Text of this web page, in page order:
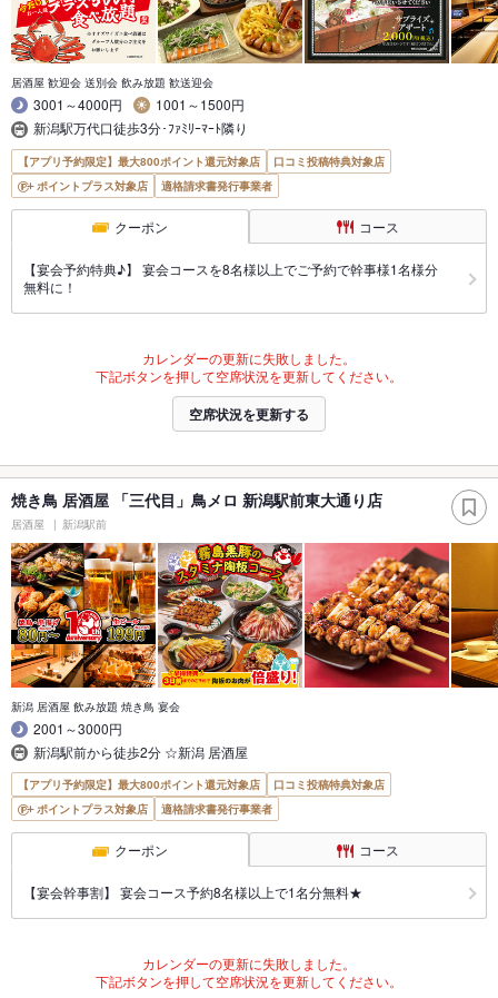
居酒屋 歓迎会 送別会 飲み放題 歓送迎会
3001～4000円
1001～1500円
新潟駅万代口徒歩3分･ﾌｧﾐﾘｰﾏｰﾄ隣り
【アプリ予約限定】最大800ポイント還元対象店
口コミ投稿特典対象店
ポイントプラス対象店
適格請求書発行事業者
クーポン コース
【宴会予約特典♪】 宴会コースを8名様以上でご予約で幹事様1名様分
無料に！
カレンダーの更新に失敗しました。
下記ボタンを押して空席状況を更新してください。
空席状況を更新する
焼き鳥 居酒屋 「三代目」鳥メロ 新潟駅前東大通り店
居酒屋 新潟駅前
新潟 居酒屋 飲み放題 焼き鳥 宴会
2001～3000円
新潟駅前から徒歩2分 ☆新潟 居酒屋
【アプリ予約限定】最大800ポイント還元対象店
口コミ投稿特典対象店
ポイントプラス対象店
適格請求書発行事業者
クーポン コース
【宴会幹事割】 宴会コース予約8名様以上で1名分無料★
カレンダーの更新に失敗しました。
下記ボタンを押して空席状況を更新してください。